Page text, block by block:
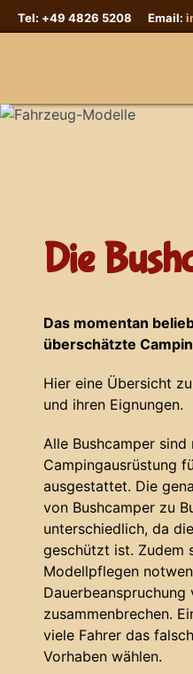
Tel: +49 4826 5208 Email:
Die
Das momentan
überschätzte
Hier eine Übersicht
und ihren Eignungen.
Alle Bushcamper
Campingausrüstung
ausgestattet. Die
von Bushcamper zu
unterschiedlich, da
geschützt ist. Zudem
Modellpflegen
zusammenbrechen.
viele Fahrer das
Vorhaben wählen.